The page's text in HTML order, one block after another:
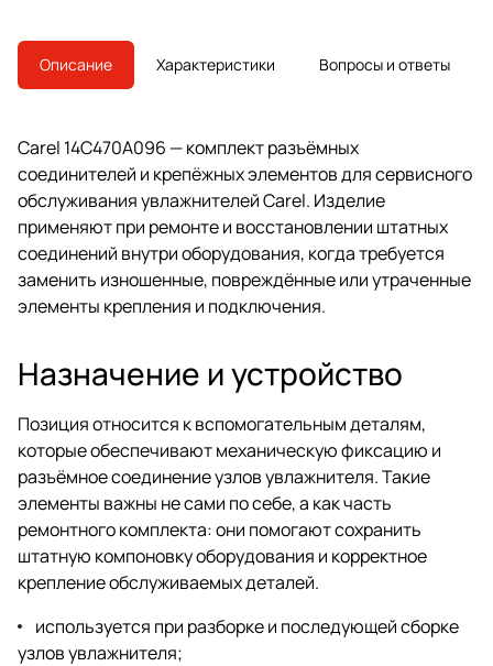
Описание Характеристики Вопросы и ответы
Carel 14C470A096 — комплект разъёмных
соединителей и крепёжных элементов для сервисного
обслуживания увлажнителей Carel. Изделие
применяют при ремонте и восстановлении штатных
соединений внутри оборудования, когда требуется
заменить изношенные, повреждённые или утраченные
элементы крепления и подключения.
Назначение и устройство
Позиция относится к вспомогательным деталям,
которые обеспечивают механическую фиксацию и
разъёмное соединение узлов увлажнителя. Такие
элементы важны не сами по себе, а как часть
ремонтного комплекта: они помогают сохранить
штатную компоновку оборудования и корректное
крепление обслуживаемых деталей.
используется при разборке и последующей сборке
узлов увлажнителя;